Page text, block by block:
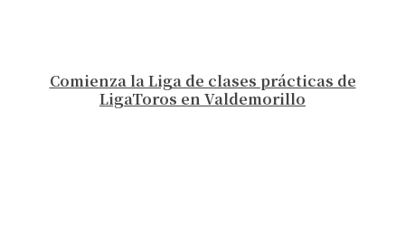
Comienza la Liga de clases prácticas de
LigaToros en Valdemorillo